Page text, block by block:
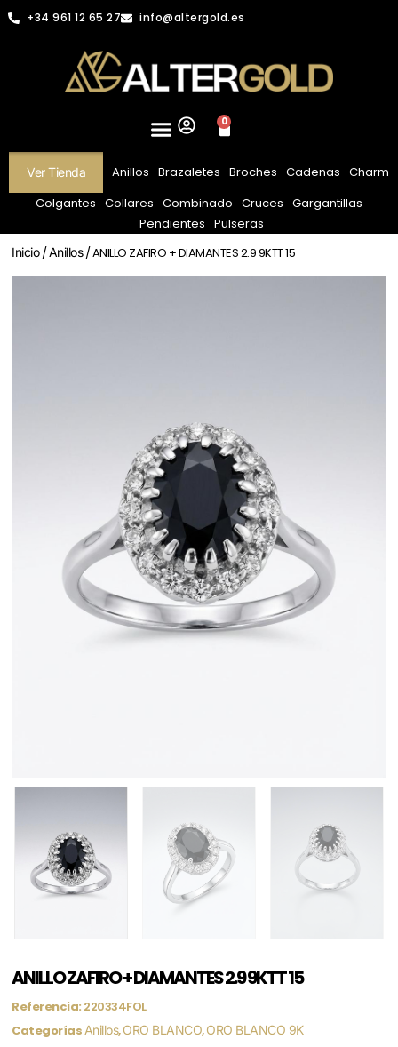
+34 961 12 65 27 info@altergold.es
0
Ver Tienda Anillos Brazaletes Broches Cadenas Charm
Colgantes Collares Combinado Cruces Gargantillas
Pendientes Pulseras
Inicio/Anillos/ ANILLO ZAFIRO + DIAMANTES 2.9 9KTT 15
ANILLO ZAFIRO + DIAMANTES 2.9 9KTT 15
Referencia: 220334FOL
Categorías Anillos,ORO BLANCO,ORO BLANCO 9K